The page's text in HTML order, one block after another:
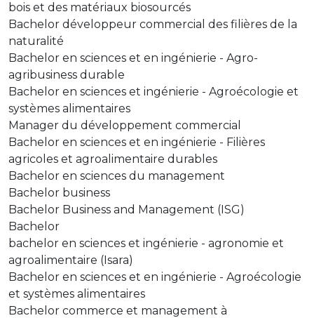
bois et des matériaux biosourcés
Bachelor développeur commercial des filières de la
naturalité
Bachelor en sciences et en ingénierie - Agro-
agribusiness durable
Bachelor en sciences et ingénierie - Agroécologie et
systèmes alimentaires
Manager du développement commercial
Bachelor en sciences et en ingénierie - Filières
agricoles et agroalimentaire durables
Bachelor en sciences du management
Bachelor business
Bachelor Business and Management (ISG)
Bachelor
bachelor en sciences et ingénierie - agronomie et
agroalimentaire (Isara)
Bachelor en sciences et en ingénierie - Agroécologie
et systèmes alimentaires
Bachelor commerce et management à